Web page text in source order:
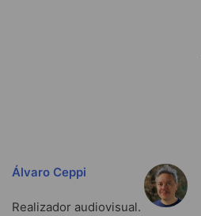
Álvaro Ceppi
Realizador audiovisual.